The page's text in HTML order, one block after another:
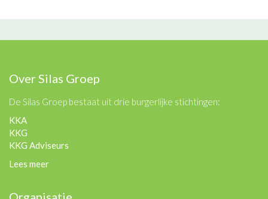
Over Silas Groep
De Silas Groep bestaat uit drie burgerlijke stichtingen:
KKA
KKG
KKG Adviseurs
Lees meer